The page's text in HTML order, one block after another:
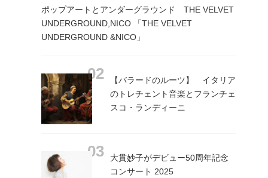
ポップアートとアンダーグラウンド THE VELVET
UNDERGROUND,NICO 「THE VELVET
UNDERGROUND &NICO」
【バラードのルーツ】 イタリア
のトレチェント音楽とフランチェ
スコ・ランディーニ
大貫妙子がデビュー50周年記念
コンサート 2025